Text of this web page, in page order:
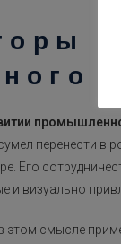
перенести в
Его
и визуально
этом смысле